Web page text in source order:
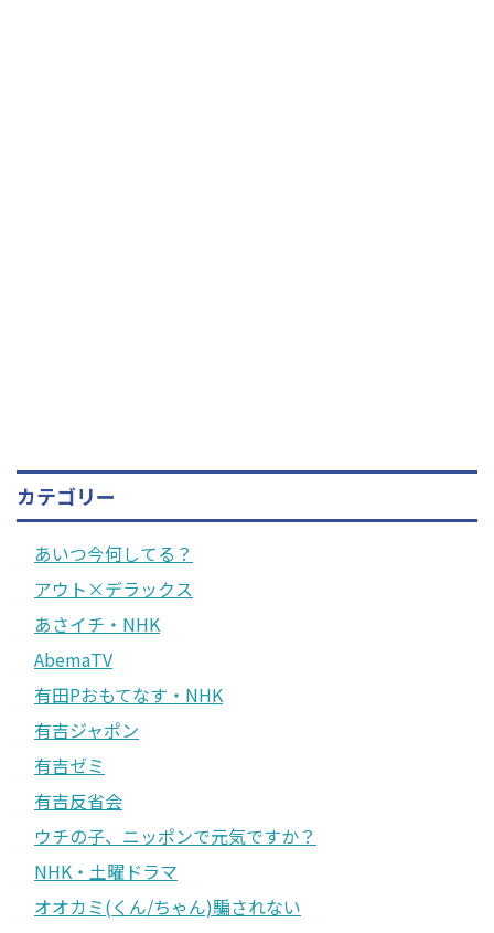
カテゴリー
あいつ今何してる？
アウト×デラックス
あさイチ・NHK
AbemaTV
有田Pおもてなす・NHK
有吉ジャポン
有吉ゼミ
有吉反省会
ウチの子、ニッポンで元気ですか？
NHK・土曜ドラマ
オオカミ(くん/ちゃん)騙されない